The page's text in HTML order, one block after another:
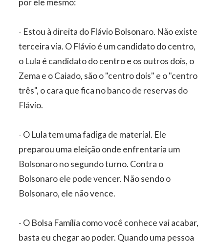
- Estou à direita do Flávio Bolsonaro. Não existe
terceira via. O Flávio é um candidato do centro,
o Lula é candidato do centro e os outros dois, o
Zema e o Caiado, são o "centro dois" e o "centro
três", o cara que fica no banco de reservas do
Flávio.
⁠- O Lula tem uma fadiga de material. Ele
preparou uma eleição onde enfrentaria um
Bolsonaro no segundo turno. Contra o
Bolsonaro ele pode vencer. Não sendo o
Bolsonaro, ele não vence.
- O Bolsa Família como você conhece vai acabar,
basta eu chegar ao poder. Quando uma pessoa